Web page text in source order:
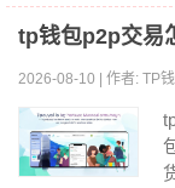
tp钱包p2p交易
2026-08-10 | 作者: TP钱